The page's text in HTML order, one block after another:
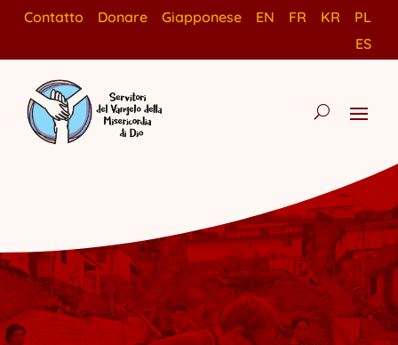
Contatto Donare Giapponese EN FR KR
PL
ES